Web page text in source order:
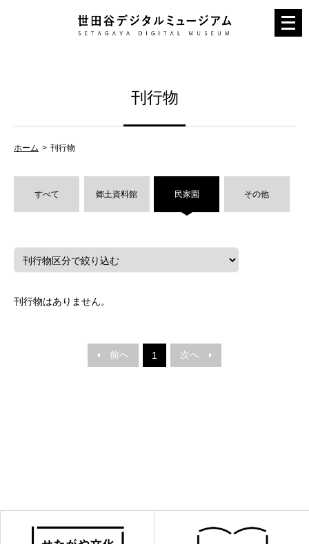
メ
ニ
刊行物
ホーム 刊行物
すべて 郷土資料館 民家園 その他
刊行物はありません。
前へ 1 次へ